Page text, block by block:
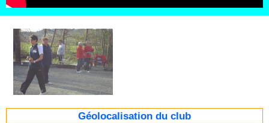
Géolocalisation du club